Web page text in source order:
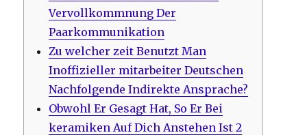
Vervollkommnung Der
Paarkommunikation
Zu welcher zeit Benutzt Man
Inoffizieller mitarbeiter Deutschen
Nachfolgende Indirekte Ansprache?
Obwohl Er Gesagt Hat, So Er Bei
keramiken Auf Dich Anstehen Ist 2